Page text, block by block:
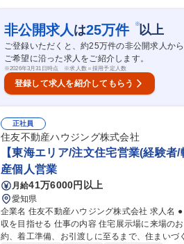
非公開求人 は25万件 ※以上
ご登録いただくと、約25万件の非公開求人から
ご希望に沿った求人をご紹介します。
※2026年3月31日時点 ※求人数＝採用予定人数
登録して求人を紹介してもらう
正社員
住友不動産ハウジング株式会社
【東海エリア/注文住宅営業(経験
産個人営業
月給41万6000円以上
愛知県
企業名 住友不動産ハウジング株式会社 求人名 ●【東海エリア/注文住宅営業(経験者/転勤無)】業界最高水準の高年
収を目指せる 仕事の内容 住宅展示場に来場のお客様、資料請求のお客様に対し、商品説明からプラン提案、契
約、着工準備、お引渡しに至るまで、住まいづく